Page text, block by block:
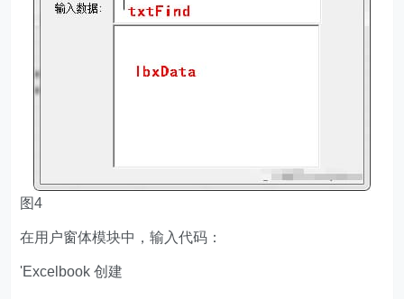
图4
在用户窗体模块中，输入代码：
'Excelbook 创建